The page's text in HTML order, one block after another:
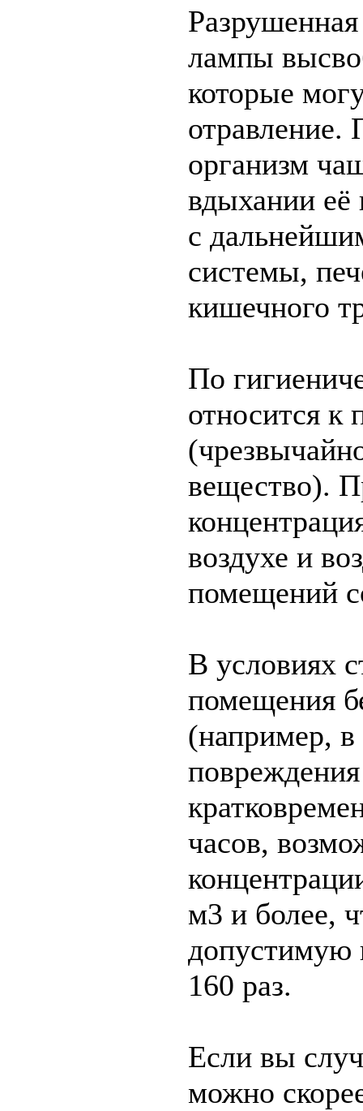
лампы
которые
отравление.
организм
вдыхании
с
системы,
кишечного
По
относится к
вещество).
воздухе и
помещений
В условиях
помещения
(например, в
часов,
м3 и более,
допустимую
160 раз.
Если вы
можно